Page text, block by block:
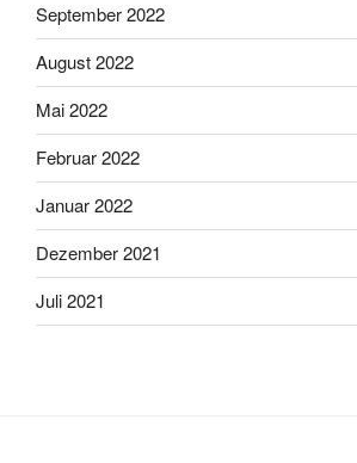
September 2022
August 2022
Mai 2022
Februar 2022
Januar 2022
Dezember 2021
Juli 2021